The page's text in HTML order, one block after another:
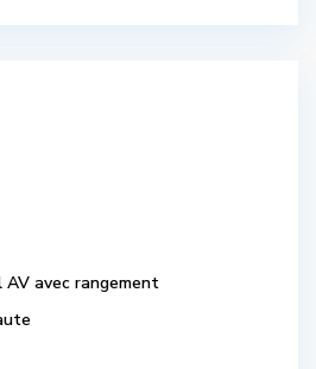
avec rangement